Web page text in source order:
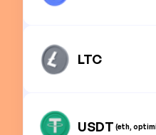
LTC
USDT (eth,